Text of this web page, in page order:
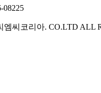
08225
엠씨코리아. CO.LTD ALL